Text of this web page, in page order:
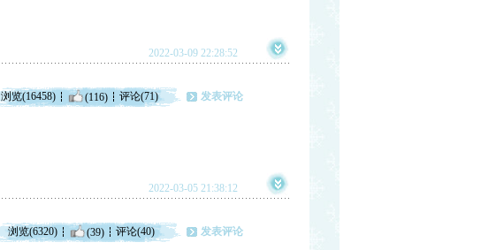
2022-03-09 22:28:52
浏览(16458) (116) 评论(71) 发表评论
2022-03-05 21:38:12
浏览(6320) (39) 评论(40) 发表评论